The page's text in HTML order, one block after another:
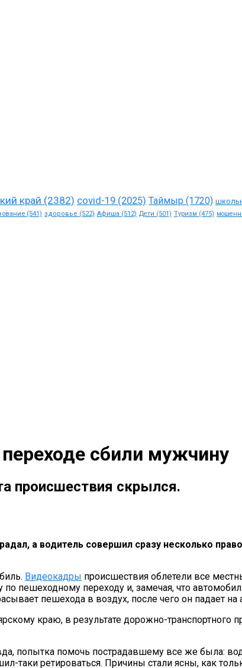
край (2382) covid-19 (2025) Таймыр (1720)
(541) здоровье (522) Афиша (512) Дети (501) Туризм (475)
сбили мужчину
происшествия скрылся.
а водитель совершил сразу несколько
Видеокадры происшествия облетели все
пешеходному переходу и, замечая, что
пешехода в воздух, после чего он падает на
краю, в результате дорожно-
попытка помочь пострадавшему все же была:
ретироваться. Причины стали ясны, как